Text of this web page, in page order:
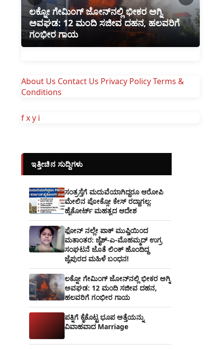
ಲಕ್ನೋ ಗೇಮಿಂಗ್ ಜೋನ್‌ನಲ್ಲಿ ಭೀಕರ ಅಗ್ನಿ
ಅವಘಡ: 12 ಮಂದಿ ಸಜೀವ ದಹನ, ಹಲವರಿಗೆ
ಗಂಭೀರ ಗಾಯ
About Us Contact Us Privacy PolicyTerms &
Conditions
fxy i
ಇತ್ತೀಚಿನ ಸುದ್ದಿಗಳು
ಸಂತ್ರಸ್ತೆಗೆ ಮದುವೆಯಾಗಿದ್ದರೂ ಆರೋಪಿ
ಮೇಲಿನ ಪೋಕ್ಸೋ ಕೇಸ್ ರದ್ದಾಗಲ್ಲ:
ಹೈಕೋರ್ಟ್ ಮಹತ್ವದ ಆದೇಶ
ಫೋನ್ ನಲ್ಲೇ ಪಾಕ್ ಮುಫ್ತಿಯಿಂದ
ಮತಾಂತರ: ಜೈಶ್-ಎ-ಮೊಹಮ್ಮದ್ ಉಗ್ರ
ಸಂಘಟನೆ ಜೊತೆ ಲಿಂಕ್ ಹೊಂದಿದ್ದ
ಜೈಪುರದ ಮಹಿಳೆ ಬಂಧನ!
ಲಕ್ನೋ ಗೇಮಿಂಗ್ ಜೋನ್‌ನಲ್ಲಿ ಭೀಕರ ಅಗ್ನಿ
ಅವಘಡ: 12 ಮಂದಿ ಸಜೀವ ದಹನ,
ಹಲವರಿಗೆ ಗಂಭೀರ ಗಾಯ
ಪತ್ನಿಗೆ ಕೈಕೊಟ್ಟ ಭೂಪ ಅತ್ತೆಯನ್ನು
ವಿವಾಹವಾದ Marriage